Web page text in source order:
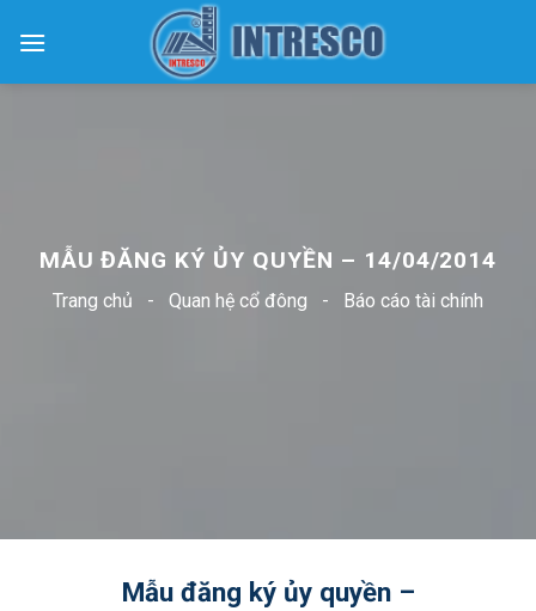
MẪU ĐĂNG KÝ ỦY QUYỀN – 14/04/2014
Trang chủ - Quan hệ cổ đông - Báo cáo tài chính
Mẫu đăng ký ủy quyền –